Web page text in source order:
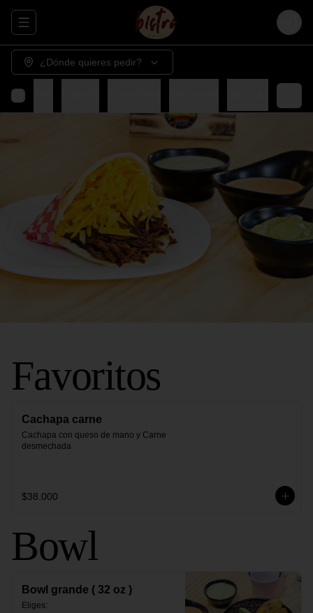
Abrir menu de navegación Login
¿Dónde quieres pedir?
Cachapas
Favoritos
Cachapa carne
Cachapa con queso de mano y Carne
desmechada
$38.000
Bowl
Bowl grande ( 32 oz )
Eliges: